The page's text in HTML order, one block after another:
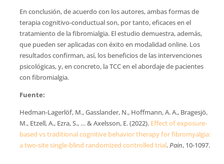
En conclusión, de acuerdo con los autores, ambas formas de
terapia cognitivo-conductual son, por tanto, eficaces en el
tratamiento de la fibromialgia. El estudio demuestra, además,
que pueden ser aplicadas con éxito en modalidad online. Los
resultados confirman, así, los beneficios de las intervenciones
psicológicas, y, en concreto, la TCC en el abordaje de pacientes
con fibromialgia.
Fuente:
Hedman-Lagerlöf, M., Gasslander, N., Hoffmann, A. A., Bragesjö,
M., Etzell, A., Ezra, S., … & Axelsson, E. (2022). Effect of exposure-
based vs traditional cognitive behavior therapy for fibromyalgia:
a two-site single-blind randomized controlled trial.Pain, 10-1097.